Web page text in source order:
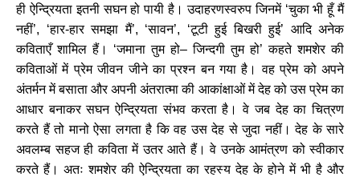
ही ऐन्द्रियता इतनी सघन हो पायी है। उदाहरणस्वरुप जिनमें ‘चुका भी हूँ मैं
नहीं’, ‘हार-हार समझा मैं’, ‘सावन’, ‘टूटी हुई बिखरी हुई’ आदि अनेक
कविताएँ शामिल हैं। ‘जमाना तुम हो– जिन्दगी तुम हो’ कहते शमशेर की
कविताओं में प्रेम जीवन जीने का प्रश्न बन गया है। वह प्रेम को अपने
अंतर्मन में बसाता और अपनी अंतरात्मा की आकांक्षाओं में देह को उस प्रेम का
आधार बनाकर सघन ऐन्द्रियता संभव करता है। वे जब देह का चित्रण
करते हैं तो मानो ऐसा लगता है कि वह उस देह से जुदा नहीं। देह के सारे
अवलम्ब सहज ही कविता में उतर आते हैं। वे उनके आमंत्रण को स्वीकार
करते हैं। अतः शमशेर की ऐन्द्रियता का रहस्य देह के होने में भी है और